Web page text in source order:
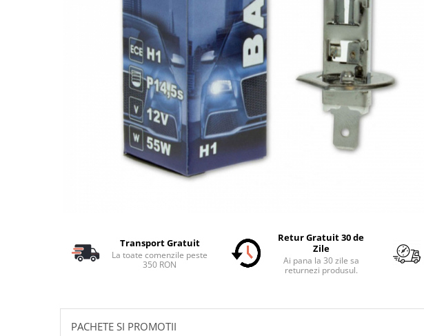
Paravanturi Auto / Deflectoare Aer
Tavite Portbagaj Dedicate
Covorase Auto/ Presuri Auto
Carcasa Cheie
Transport Gratuit
La toate comenzile peste
350 RON
Retur Gratuit 30 de
Zile
Ai pana la 30 zile sa
returnezi produsul.
PACHETE SI PROMOTII